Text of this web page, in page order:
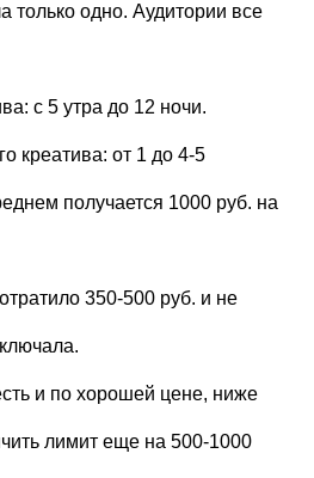
только одно. Аудитории все
с 5 утра до 12 ночи.
креатива: от 1 до 4-5
получается 1000 руб. на
350-500 руб. и не
и по хорошей цене, ниже
лимит еще на 500-1000